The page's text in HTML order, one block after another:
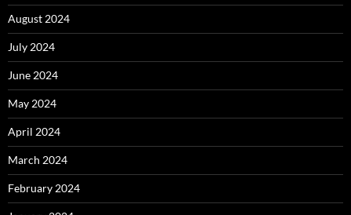
August 2024
July 2024
June 2024
May 2024
April 2024
March 2024
February 2024